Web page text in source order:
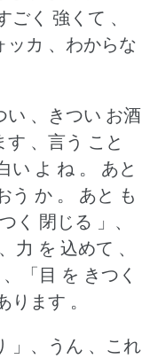
く 強くて 、
ッカ 、わからな
い 、きつい お酒
、言う こと
よ ね 。
あと
か 。
あと も
く 閉じる 」、
力 を 込めて 、
「目 を きつく
ます 。
」、うん 、これ